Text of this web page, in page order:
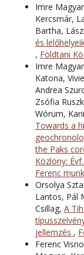
Imre
Kercsmár,
Bartha,
és
, Földtani
Imre
Katona,
Andrea
Zsófia
Wórum,
Towards a
the Paks
Közlöny:
Ferenc
Orsolya
Lantos, Pál
Csillag, A
jellemzés ,
Ferenc